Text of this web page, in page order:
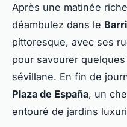
Après une matinée
déambulez dans le
pittoresque, avec ses
pour savourer
sévillane. En fin de
Plaza de España, un
entouré de jardins